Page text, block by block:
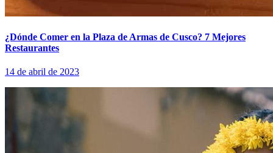
¿Dónde Comer en la Plaza de Armas de Cusco? 7 Mejores
Restaurantes
14 de abril de 2023